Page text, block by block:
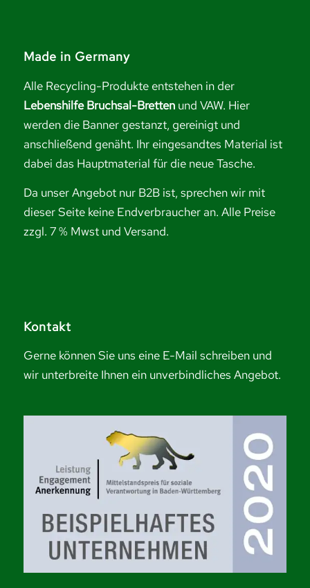
Made in Germany
Alle Recycling-Produkte entstehen in der
Lebenshilfe Bruchsal-Bretten und VAW. Hier
werden die Banner gestanzt, gereinigt und
anschließend genäht. Ihr eingesandtes Material ist
dabei das Hauptmaterial für die neue Tasche.
Da unser Angebot nur B2B ist, sprechen wir mit
dieser Seite keine Endverbraucher an. Alle Preise
zzgl. 7 % Mwst und Versand.
Kontakt
Gerne können Sie uns eine E-Mail schreibenund
wir unterbreite Ihnen ein unverbindliches Angebot.